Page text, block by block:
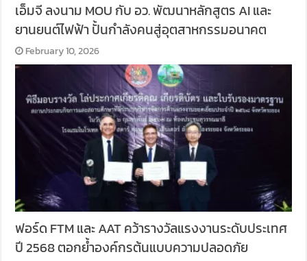
เอ็มจี ลงนาม MOU กับ อว. พัฒนาหลักสูตร AI และ
ยานยนต์ไฟฟ้า ปั้นกำลังคนสู่อุตสาหกรรมอนาคต
February 10, 2026
ฟอร์ด FTM และ AAT คว้ารางวัลแรงงานระดับประเทศ
ปี 2568 ตอกย้ำองค์กรต้นแบบความปลอดภัย